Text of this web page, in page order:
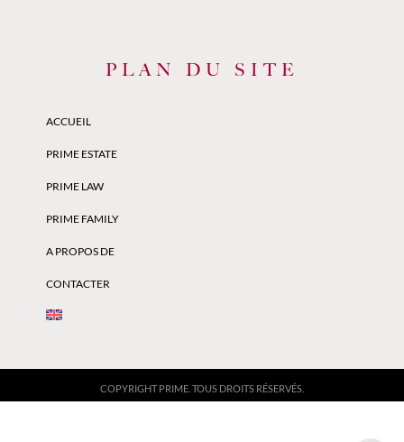
PLAN DU SITE
ACCUEIL
PRIME ESTATE
PRIME LAW
PRIME FAMILY
A PROPOS DE
CONTACTER
COPYRIGHT PRIME. TOUS DROITS RÉSERVÉS.